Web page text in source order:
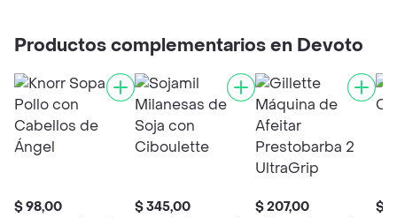
Productos complementarios en Devoto
$ 98,00 $ 345,00 $ 207,00 $